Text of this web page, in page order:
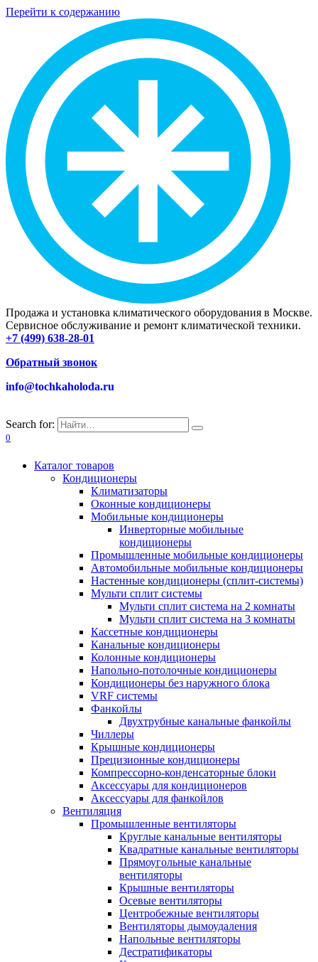
Перейти к содержанию
Продажа и установка климатического оборудования в Москве.
Сервисное обслуживание и ремонт климатической техники.
+7 (499) 638-28-01
Обратный звонок
info@tochkaholoda.ru
Search for:
0
Каталог товаров
Кондиционеры
Климатизаторы
Оконные кондиционеры
Мобильные кондиционеры
Инверторные мобильные
кондиционеры
Промышленные мобильные кондиционеры
Автомобильные мобильные кондиционеры
Настенные кондиционеры (сплит-системы)
Мульти сплит системы
Мульти сплит система на 2 комнаты
Мульти сплит система на 3 комнаты
Кассетные кондиционеры
Канальные кондиционеры
Колонные кондиционеры
Напольно-потолочные кондиционеры
Кондиционеры без наружного блока
VRF системы
Фанкойлы
Двухтрубные канальные фанкойлы
Чиллеры
Крышные кондиционеры
Прецизионные кондиционеры
Компрессорно-конденсаторные блоки
Аксессуары для кондиционеров
Аксессуары для фанкойлов
Вентиляция
Промышленные вентиляторы
Круглые канальные вентиляторы
Квадратные канальные вентиляторы
Прямоугольные канальные
вентиляторы
Крышные вентиляторы
Осевые вентиляторы
Центробежные вентиляторы
Вентиляторы дымоудаления
Напольные вентиляторы
Дестратификаторы